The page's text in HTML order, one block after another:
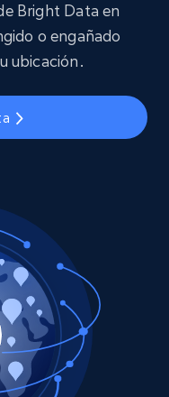
Bright Data en
o engañado
ubicación.